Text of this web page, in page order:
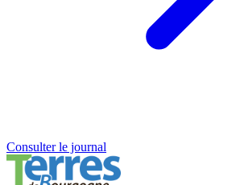
Consulter le journal